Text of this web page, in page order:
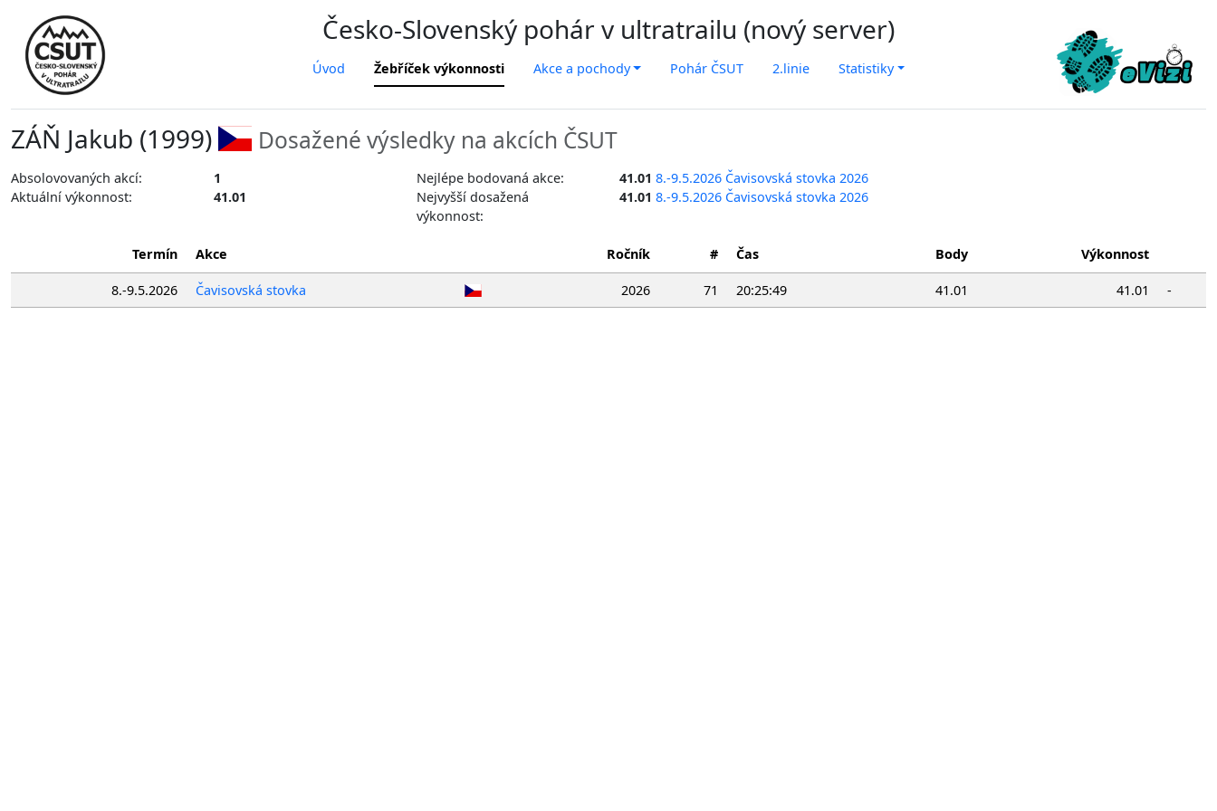
Česko-Slovenský pohár v ultratrailu (nový server)
Úvod Žebříček výkonnosti Akce a pochody Pohár ČSUT 2.linie Statistiky
ZÁŇ Jakub (1999) Dosažené výsledky na akcích ČSUT
Absolovovaných akcí: 1 Nejlépe bodovaná akce: 41.01 8.-9.5.2026 Čavisovská stovka 2026
Aktuální výkonnost:
41.01
Nejvyšší dosažená
výkonnost:
41.01 8.-9.5.2026 Čavisovská stovka 2026
Termín Akce Ročník # Čas Body Výkonnost
8.-9.5.2026 Čavisovská stovka 2026 71 20:25:49 41.01 41.01 -